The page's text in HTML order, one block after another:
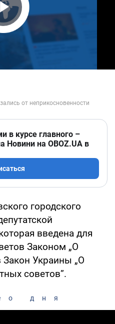
Video
в курсе главного –
Новини на OBOZ.UA в
городского
введена для
Законом „О
Украины „О
советов”.
дня